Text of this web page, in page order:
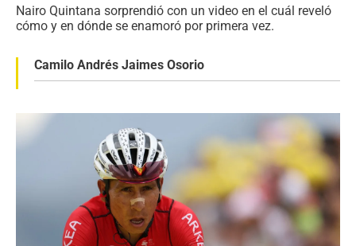
Nairo Quintana sorprendió con un video en el cuál reveló
cómo y en dónde se enamoró por primera vez.
Camilo Andrés Jaimes Osorio